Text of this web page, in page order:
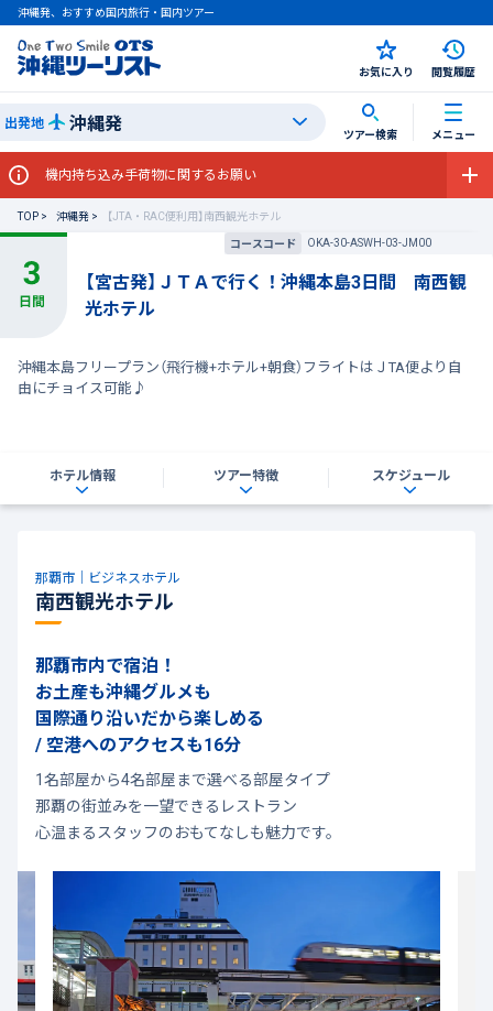
沖縄発、おすすめ国内旅行・国内ツアー
お気に入り 閲覧履歴
出発地 沖縄発 ツアー検索 メニュー
機内持ち込み手荷物に関するお願い
TOP 沖縄発
【JTA・RAC便利用】南西観光ホテル
コースコード
OKA-30-ASWH-03-JM00
【宮古発】ＪＴＡで行く！沖縄本島3日間 南西観
光ホテル
沖縄本島フリープラン（飛行機+ホテル+朝食）フライトはＪTA便より自
由にチョイス可能♪
ホテル情報 ツアー特徴 スケジュール
那覇市｜ビジネスホテル
南西観光ホテル
那覇市内で宿泊！
お土産も沖縄グルメも
国際通り沿いだから楽しめる
/ 空港へのアクセスも16分
1名部屋から4名部屋まで選べる部屋タイプ
那覇の街並みを一望できるレストラン
心温まるスタッフのおもてなしも魅力です。